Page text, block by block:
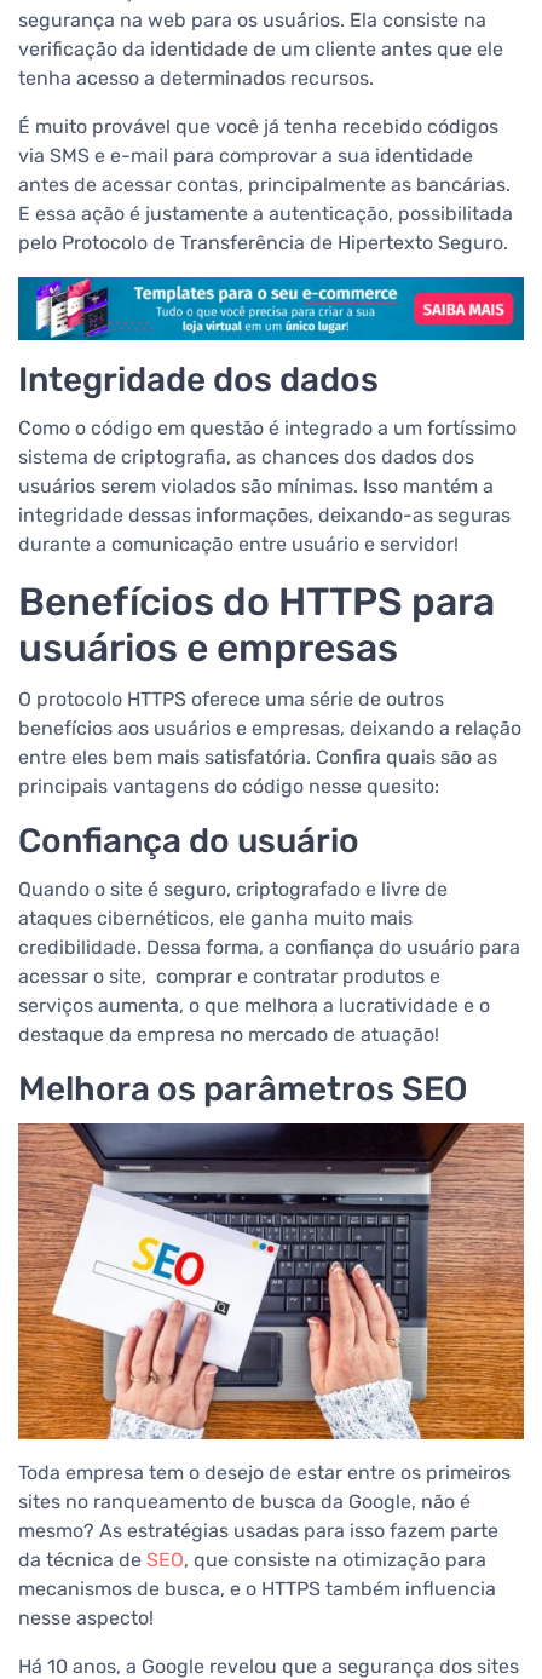
segurança na web para os usuários. Ela consiste na
verificação da identidade de um cliente antes que ele
tenha acesso a determinados recursos.
É muito provável que você já tenha recebido códigos
via SMS e e-mail para comprovar a sua identidade
antes de acessar contas, principalmente as bancárias.
E essa ação é justamente a autenticação, possibilitada
pelo Protocolo de Transferência de Hipertexto Seguro.
Integridade dos dados
Como o código em questão é integrado a um fortíssimo
sistema de criptografia, as chances dos dados dos
usuários serem violados são mínimas. Isso mantém a
integridade dessas informações, deixando-as seguras
durante a comunicação entre usuário e servidor!
Benefícios do HTTPS para
usuários e empresas
O protocolo HTTPS oferece uma série de outros
benefícios aos usuários e empresas, deixando a relação
entre eles bem mais satisfatória. Confira quais são as
principais vantagens do código nesse quesito:
Confiança do usuário
Quando o site é seguro, criptografado e livre de
ataques cibernéticos, ele ganha muito mais
credibilidade. Dessa forma, a confiança do usuário para
acessar o site, comprar e contratar produtos e
serviços aumenta, o que melhora a lucratividade e o
destaque da empresa no mercado de atuação!
Melhora os parâmetros SEO
Toda empresa tem o desejo de estar entre os primeiros
sites no ranqueamento de busca da Google, não é
mesmo? As estratégias usadas para isso fazem parte
da técnica de SEO, que consiste na otimização para
mecanismos de busca, e o HTTPS também influencia
nesse aspecto!
Há 10 anos, a Google revelou que a segurança dos sites